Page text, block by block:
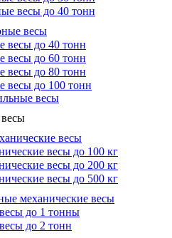
весы до 40 тонн
весы
весы до 40 тонн
весы до 60 тонн
весы до 80 тонн
весы до 100 тонн
весы
весы
весы до 100 кг
весы до 200 кг
весы до 500 кг
механические весы
до 1 тонны
до 2 тонн